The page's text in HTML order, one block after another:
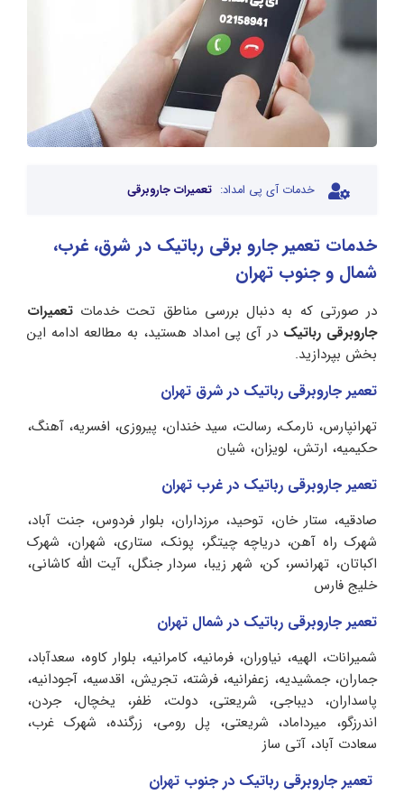
خدمات آی پی امداد: تعمیرات جاروبرقی
خدمات تعمیر جارو برقی رباتیک در شرق، غرب،
شمال و جنوب تهران
در صورتی که به دنبال بررسی مناطق تحت خدمات تعمیرات
جاروبرقی رباتیک در آی پی امداد هستید، به مطالعه ادامه این
بخش بپردازید.
تعمیر جاروبرقی رباتیک در شرق تهران
تهرانپارس، نارمک، رسالت، سید خندان، پیروزی، افسریه، آهنگ،
حکیمیه، ارتش، لویزان، شیان
تعمیر جاروبرقی رباتیک در غرب تهران
صادقیه، ستار خان، توحید، مرزداران، بلوار فردوس، جنت آباد،
شهرک راه آهن، دریاچه چیتگر، پونک، ستاری، شهران، شهرک
اکباتان، تهرانسر، کن، شهر زیبا، سردار جنگل، آیت الله کاشانی،
خلیج فارس
تعمیر جاروبرقی رباتیک در شمال تهران
شمیرانات، الهیه، نیاوران، فرمانیه، کامرانیه، بلوار کاوه، سعدآباد،
جماران، جمشیدیه، زعفرانیه، فرشته، تجریش، اقدسیه، آجودانیه،
پاسداران، دیباجی، شریعتی، دولت، ظفر، یخچال، جردن،
اندرزگو، میرداماد، شریعتی، پل رومی، زرگنده، شهرک غرب،
سعادت آباد، آتی ساز
تعمیر جاروبرقی رباتیک در جنوب تهران